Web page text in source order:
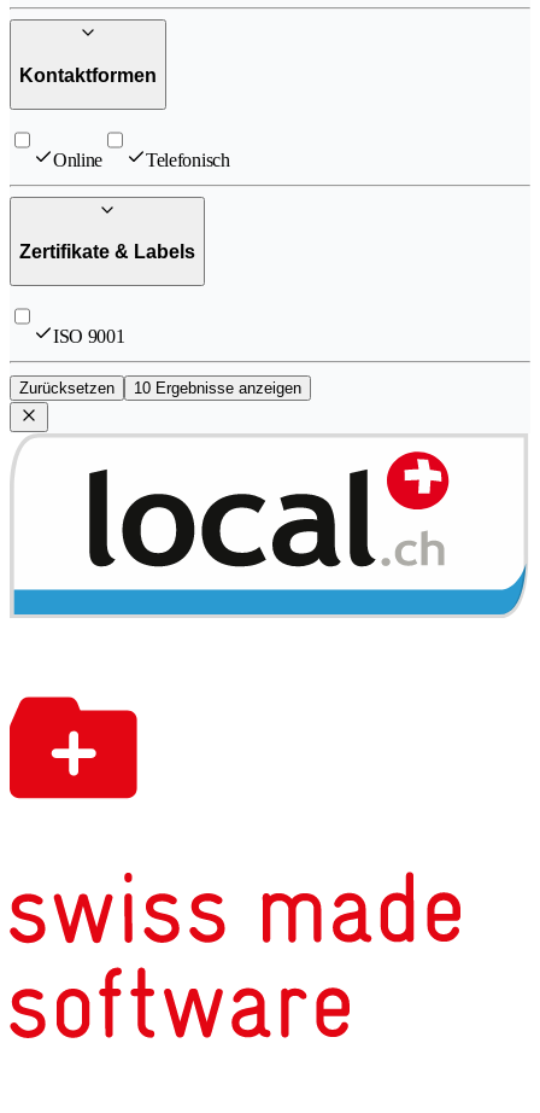
Kontaktformen
Online Telefonisch
Zertifikate & Labels
ISO 9001
Zurücksetzen 10 Ergebnisse anzeigen